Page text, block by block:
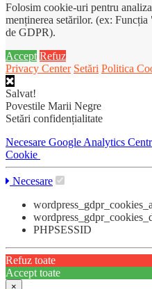
Folosim cookie-uri pentru
menținerea setărilor. (ex:
de GDPR).
Accept Refuz
Privacy Center Setări Politica
Salvat!
Povestile Marii Negre
Setări confidențialitate
Necesare Google Analytics
Cookie
Necesare
PHPSESSID
Refuz toate
Accept toate
×